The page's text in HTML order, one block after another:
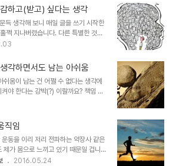
모르는 빈약한 존재로써 그렇게라도
랄까요? 한편으로는 촘촘한 그물망 속
라고 인지하게 되는 그 환경적 요인이
다. 좀 비약적인 얘기라고 할지 모르겠
의미와 가치 목적을 강조하는 분위기
..
하고(받고) 싶다는 생각
득 생각해 보니 매일 글을 쓰기 시작한
쩍 지나버렸습니다. 다른 특별한 것이
라도 글을 쓰며 생각을 정리하고 잊지
직히 내가 대체 뭘하고 있는 건지...
매임 아닌가라는 자괴감을 느낄 때도 적
이렇게 이어 오길 잘했다는 대견하다
스스로를 완벽하게 얽어매는 덫이라
발생하지 않는 한... 앞으로도 주~욱 그
각하면서도 남는 아쉬움
움이 남는 건 어쩔 수 없다는 생각에
야 한다는 강박(?) 이랄까요? 책임 아
일을 마무리 짓고 나면 몸과 마음 모
무리가 온 것 같습니다. 죽을 지경은
을 포함한 스스로 매일 하루도 거르지
해야 할지도 모르겠다는 생각을 하게
서도 작심삼일만 하는 당신에게... 그
고... 이토록 아쉽고 아까운지 모르겠습
직임
동을 이리 저리 전파하는 약장사 같은
가 몸으로 느끼고 있기 때문일 겁니
리지 않다가 직접 해보고 나니 건강을
2016.05.24